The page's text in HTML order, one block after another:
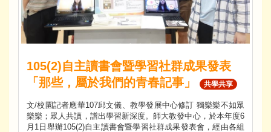
105(2)自主讀書會暨學習社群成果發表
「那些，屬於我們的青春記事」
共學共享
文/校園記者應華107邱文儀、教學發展中心修訂 獨樂樂不如眾
樂樂；眾人共讀，譜出學習新深度。師大教發中心，於本年度6
月1日舉辦105(2)自主讀書會暨學習社群成果發表會，經由各組